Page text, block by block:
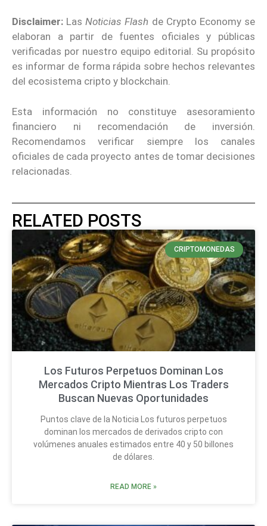
Disclaimer: LasNoticias Flash de Crypto Economy se
elaboran a partir de fuentes oficiales y públicas
verificadas por nuestro equipo editorial. Su propósito
es informar de forma rápida sobre hechos relevantes
del ecosistema cripto y blockchain.
Esta información no constituye asesoramiento
financiero ni recomendación de inversión.
Recomendamos verificar siempre los canales
oficiales de cada proyecto antes de tomar decisiones
relacionadas.
RELATED POSTS
CRIPTOMONEDAS
Los Futuros Perpetuos Dominan Los
Mercados Cripto Mientras Los Traders
Buscan Nuevas Oportunidades
Puntos clave de la Noticia Los futuros perpetuos
dominan los mercados de derivados cripto con
volúmenes anuales estimados entre 40 y 50 billones
de dólares.
READ MORE »